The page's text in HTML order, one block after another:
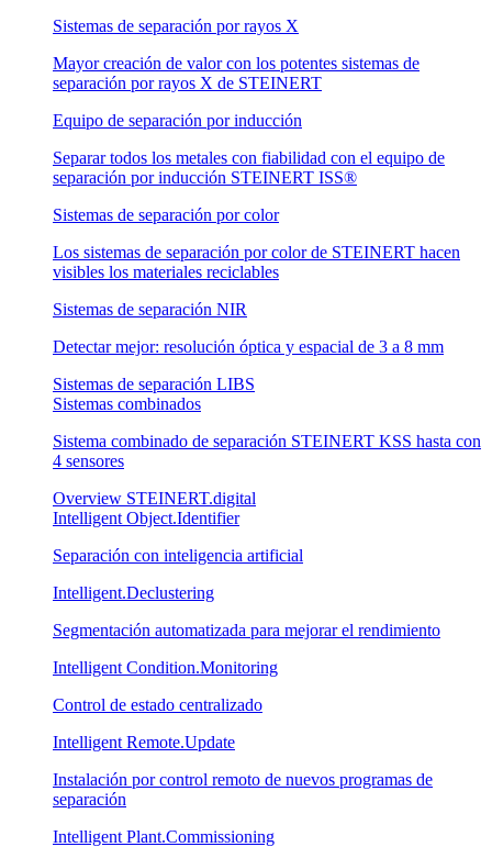
Sistemas de separación por rayos X
Mayor creación de valor con los potentes sistemas de
separación por rayos X de STEINERT
Equipo de separación por inducción
Separar todos los metales con fiabilidad con el equipo de
separación por inducción STEINERT ISS®
Sistemas de separación por color
Los sistemas de separación por color de STEINERT hacen
visibles los materiales reciclables
Sistemas de separación NIR
Detectar mejor: resolución óptica y espacial de 3 a 8 mm
Sistemas de separación LIBS
Sistemas combinados
Sistema combinado de separación STEINERT KSS hasta con
4 sensores
Overview STEINERT.digital
Intelligent Object.Identifier
Separación con inteligencia artificial
Intelligent.Declustering
Segmentación automatizada para mejorar el rendimiento
Intelligent Condition.Monitoring
Control de estado centralizado
Intelligent Remote.Update
Instalación por control remoto de nuevos programas de
separación
Intelligent Plant.Commissioning